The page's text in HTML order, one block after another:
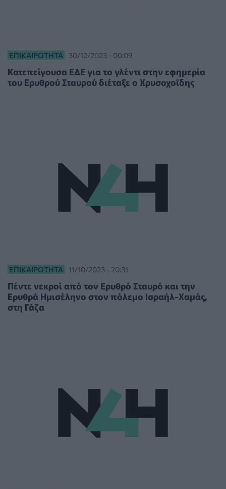
ΕΠΙΚΑΙΡΌΤΗΤΑ 30/12/2023 - 00:09
Κατεπείγουσα ΕΔΕ για το γλέντι στην εφημερία
του Ερυθρού Σταυρού διέταξε ο Χρυσοχοΐδης
ΕΠΙΚΑΙΡΌΤΗΤΑ 11/10/2023 - 20:31
Πέντε νεκροί από τον Ερυθρό Σταυρό και την
Ερυθρά Ημισέληνο στον πόλεμο Ισραήλ-Χαμάς,
στη Γάζα